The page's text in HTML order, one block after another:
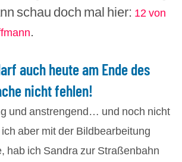
schau doch mal hier: 12 von
auch heute am Ende des
nicht fehlen!
und anstrengend… und noch nicht
aber mit der Bildbearbeitung
hab ich Sandra zur Straßenbahn